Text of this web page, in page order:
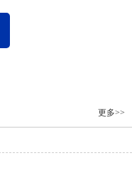
更多>>